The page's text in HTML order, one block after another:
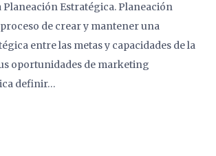
Planeación Estratégica. Planeación
proceso de crear y mantener una
entre las metas y capacidades de la
oportunidades de marketing
definir…